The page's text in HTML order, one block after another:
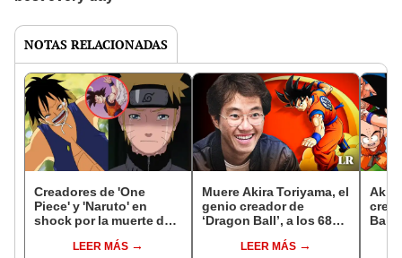
NOTAS RELACIONADAS
Creadores de 'One
Piece' y 'Naruto' en
shock por la muerte de
superhéroe"
LEER MÁS
Muere Akira Toriyama, el
genio creador de
‘Dragon Ball’, a los 68
LEER MÁS